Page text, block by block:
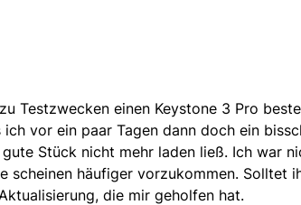
Testzwecken einen Keystone 3 Pro
vor ein paar Tagen dann doch ein
Stück nicht mehr laden ließ. Ich war
scheinen häufiger vorzukommen. Solltet
die mir geholfen hat.